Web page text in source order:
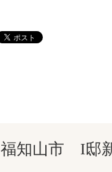
福知山市 I邸